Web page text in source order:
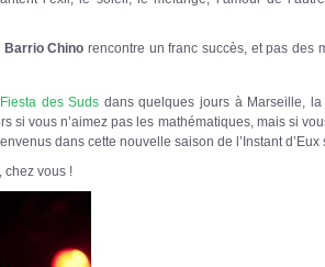
Barrio Chino rencontre un franc succès, et pas des
des Suds dans quelques jours à Marseille, la
si vous n’aimez pas les mathématiques, mais si
dans cette nouvelle saison de l’Instant
chez vous !